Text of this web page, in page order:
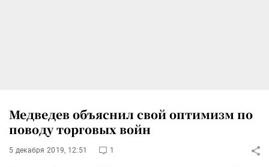
Медведев объяснил свой оптимизм по
поводу торговых войн
5 декабря 2019, 12:51 1